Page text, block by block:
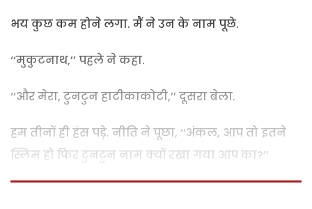
भय कुछ कम होने लगा. मैं ने उन के नाम पूछे.
‘‘मुकुटनाथ,’’ पहले ने कहा.
‘‘और मेरा, टुनटुन हाटीकाकोटी,’’ दूसरा बेला.
हम तीनों ही हंस पड़े. नीति ने पूछा, ‘‘अंकल, आप तो इतने
स्लिम हो फिर टुनटुन नाम क्यों रखा गया आप का?’’